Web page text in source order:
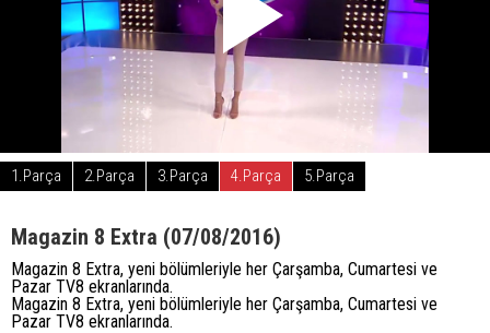
1.Parça 2.Parça 3.Parça 4.Parça 5.Parça
Magazin 8 Extra (07/08/2016)
Magazin 8 Extra, yeni bölümleriyle her Çarşamba, Cumartesi ve
Pazar TV8 ekranlarında.
Magazin 8 Extra, yeni bölümleriyle her Çarşamba, Cumartesi ve
Pazar TV8 ekranlarında.